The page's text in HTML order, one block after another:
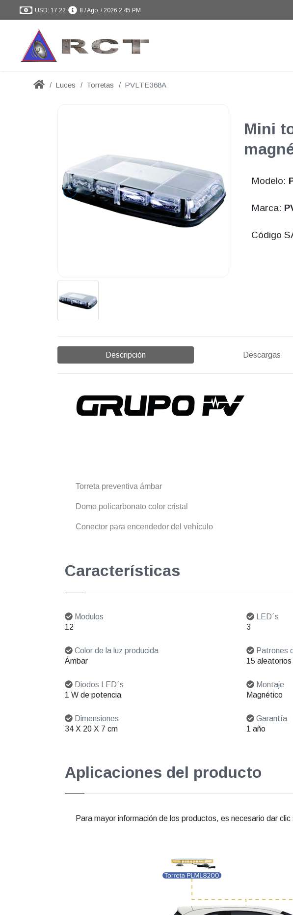
USD: 17.22 8 / Ago. / 2026 2:45 PM
Luces Torretas PVLTE368A
Mini
Modelo:
Marca:
Código
Descripción Descargas
Torreta preventiva ámbar
Domo policarbonato color cristal
Conector para encendedor del vehículo
Características
Modulos
12
LED´s
3
Color de la luz producida
Ámbar
Patrones
15 aleatorios
Diodos LED´s
1 W de potencia
Montaje
Magnético
Dimensiones
34 X 20 X 7 cm
Garantía
1 año
Aplicaciones del producto
Para mayor información de los productos, es necesario dar